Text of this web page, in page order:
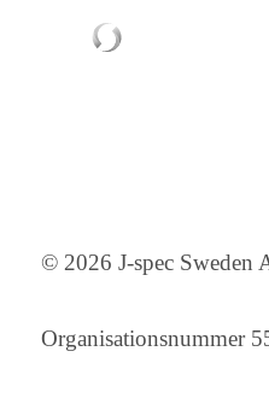
© 2026 J-spec Sweden
Organisationsnummer